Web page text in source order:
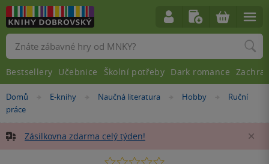
Nacházíte
se
Domů »
E-knihy »
Naučná literatura »Hobby »
Ruční
práce
Zásilkovna zdarma celý týden!
0.0
Vyhledávání
Bestsellery Učebnice Školní potřeby Dark romance